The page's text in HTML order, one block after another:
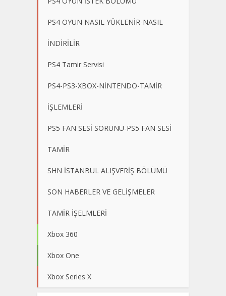
PS4 OYUN NASIL YÜKLENİR-NASIL
İNDİRİLİR
PS4 Tamir Servisi
PS4-PS3-XBOX-NİNTENDO-TAMİR
İŞLEMLERİ
PS5 FAN SESİ SORUNU-PS5 FAN SESİ
TAMİR
SHN İSTANBUL ALIŞVERİŞ BÖLÜMÜ
SON HABERLER VE GELİŞMELER
TAMİR İŞELMLERİ
Xbox 360
Xbox One
Xbox Series X